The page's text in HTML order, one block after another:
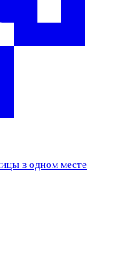
в одном месте